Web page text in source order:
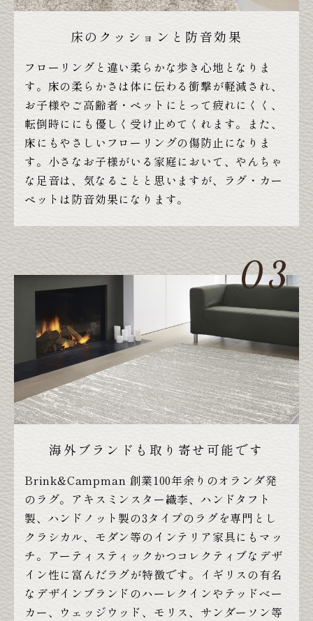
床のクッションと防音効果
フローリングと違い柔らかな歩き心地となりま
す。床の柔らかさは体に伝わる衝撃が軽減され、
お子様やご高齢者・ペットにとって疲れにくく、
転倒時ににも優しく受け止めてくれます。また、
床にもやさしいフローリングの傷防止になりま
す。小さなお子様がいる家庭において、やんちゃ
な足音は、気なることと思いますが、ラグ・カー
ペットは防音効果になります。
海外ブランドも取り寄せ可能です
Brink&Campman 創業100年余りのオランダ発
のラグ。アキスミンスター織李、ハンドタフト
製、ハンドノット製の3タイプのラグを専門とし
クラシカル、モダン等のインテリア家具にもマッ
チ。アーティスティックかつコレクティブなデザ
イン性に富んだラグが特徴です。イギリスの有名
なデザインブランドのハーレクインやテッドベー
カー、ウェッジウッド、モリス、サンダーソン等